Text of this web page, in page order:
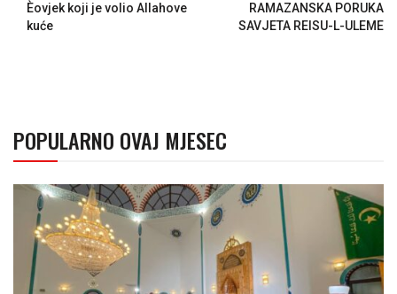
Èovjek koji je volio Allahove
kuće
RAMAZANSKA PORUKA
SAVJETA REISU-L-ULEME
POPULARNO OVAJ MJESEC